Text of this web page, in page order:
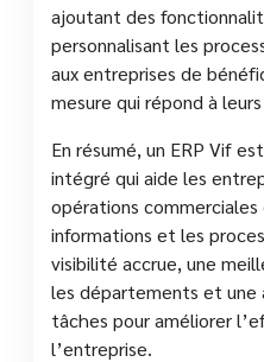
ajoutant des
personnalisant les
aux entreprises de
mesure qui répond à
En résumé, un ERP Vif
intégré qui aide les
opérations
informations et les
visibilité accrue, une
les départements et une
tâches pour améliorer
l’entreprise.